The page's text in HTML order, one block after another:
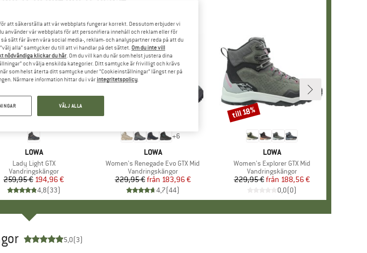
VARUMÄRKE
LOWA
Produkter
Lady Light GTX
Produktgrupp
Vandringskängor
Pris
259,95 € Reducerat pris
194,96 €
4,8(33)
+6
VARUMÄRKE
LOWA
Produkter
Women's Renegade Evo GTX Mid
Produktgrupp
Vandringskängor
Pris
229,95 € Reducerat pris
från 183,96 €
4,7(44)
VARUMÄRKE
LOWA
Produkter
Women's Explorer GTX Mid
Produktgrupp
Vandringskängor
Pris
229,95 € Reducerat pris
från 188,56 €
0,0(0)
Rabatt
till 18%
5,0(3)
att säkerställa att vår webbplats fungerar korrekt. Dessutom erbjuder vi
använder vår webbplats för att personifiera innehåll och reklam eller för
sätt får även våra social media-, reklam- och analyspartner reda på att du
alla” samtycker du till att vi handlar på det sättet. Om du inte vill
nödvändiga klickar du här. Om du vill kan du när som helst justera dina
och välja enskilda kategorier. Ditt samtycke är frivilligt och krävs
som helst återta ditt samtycke under ”Cookieinställningar” längst ner på
Närmare information hittar du i vår integritetspolicy.
VÄLJ ALLA